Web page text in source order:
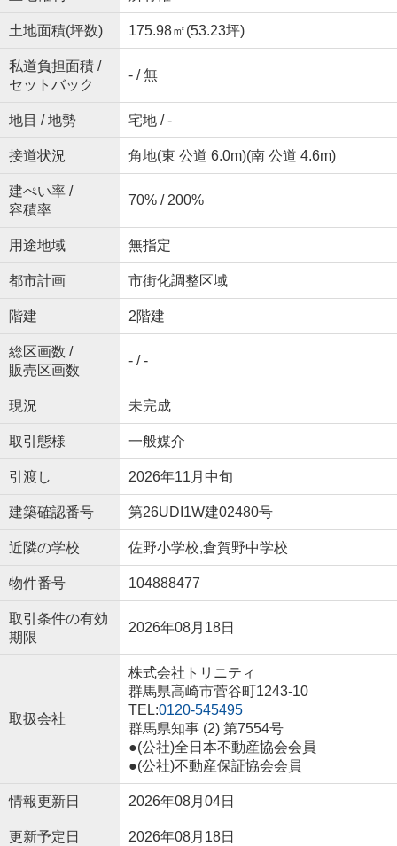
土地面積(坪数) 175.98㎡(53.23坪)
私道負担面積 /
セットバック
- / 無
地目 / 地勢 宅地 / -
接道状況 角地(東 公道 6.0m)(南 公道 4.6m)
建ぺい率 /
容積率
70% / 200%
用途地域 無指定
都市計画 市街化調整区域
階建 2階建
総区画数 /
販売区画数
- / -
現況 未完成
取引態様 一般媒介
引渡し 2026年11月中旬
建築確認番号 第26UDI1W建02480号
近隣の学校 佐野小学校,倉賀野中学校
物件番号 104888477
取引条件の有効
期限
2026年08月18日
取扱会社
株式会社トリニティ
群馬県高崎市菅谷町1243-10
TEL:0120-545495
群馬県知事 (2) 第7554号
●(公社)全日本不動産協会会員
●(公社)不動産保証協会会員
情報更新日 2026年08月04日
更新予定日 2026年08月18日